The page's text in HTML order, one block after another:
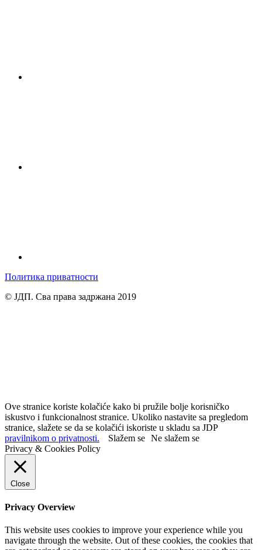
Политика приватности
© ЈДП. Сва права задржана 2019
Ove stranice koriste kolačiće kako bi pružile bolje korisničko
iskustvo i funkcionalnost stranice. Ukoliko nastavite sa pregledom
stranice, slažete se da se kolačići iskoriste u skladu sa JDP
pravilnikom o privatnosti.
Slažem se Ne slažem se
Privacy & Cookies Policy
Close
Privacy Overview
This website uses cookies to improve your experience while you
navigate through the website. Out of these cookies, the cookies that